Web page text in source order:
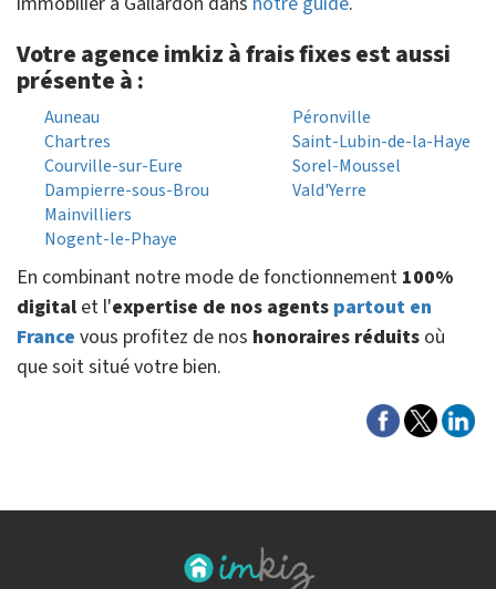
Votre agence imkiz à frais fixes est aussi
présente à :
Auneau
Chartres
Courville-sur-Eure
Dampierre-sous-Brou
Mainvilliers
Nogent-le-Phaye
Péronville
Saint-Lubin-de-la-Haye
Sorel-Moussel
Vald'Yerre
En combinant notre mode de fonctionnement 100%
digital et l'expertise de nos agents partout en
France vous profitez de nos honoraires réduits où
que soit situé votre bien.